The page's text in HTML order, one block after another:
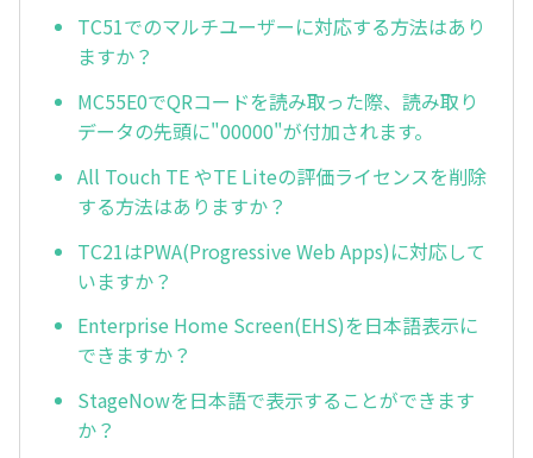
TC51でのマルチユーザーに対応する方法はあり
ますか？
MC55E0でQRコードを読み取った際、読み取り
データの先頭に"00000"が付加されます。
All Touch TE やTE Liteの評価ライセンスを削除
する方法はありますか？
TC21はPWA(Progressive Web Apps)に対応して
いますか？
Enterprise Home Screen(EHS)を日本語表示に
できますか？
StageNowを日本語で表示することができます
か？